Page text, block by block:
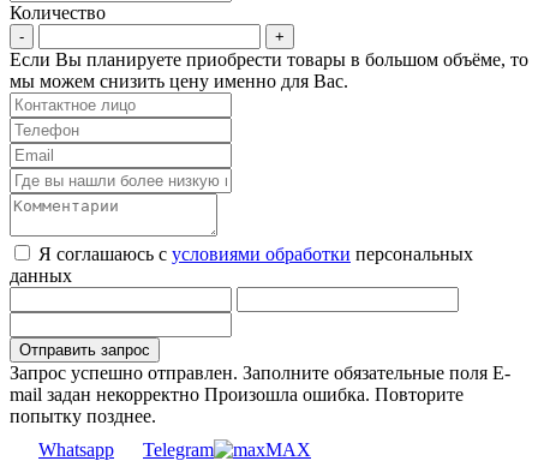
Количество
Если Вы планируете приобрести товары в большом объёме, то
мы можем снизить цену именно для Вас.
Я соглашаюсь с условиями обработки персональных
данных
Запрос успешно отправлен. Заполните обязательные поля E-
mail задан некорректно Произошла ошибка. Повторите
попытку позднее.
Whatsapp
Telegram MAX